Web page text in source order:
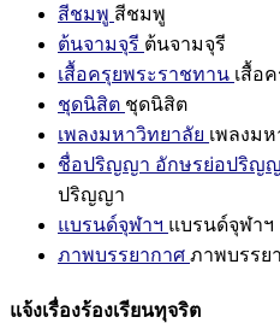
สีชมพู สีชมพู
ต้นจามจุรี ต้นจามจุรี
เสื้อครุยพระราชทาน เสื้อ
ชุดนิสิต ชุดนิสิต
เพลงมหาวิทยาลัย เพลงม
ชื่อปริญญา อักษรย่อปริญ
ปริญญา
แบรนด์จุฬาฯ แบรนด์จุฬาฯ
ภาพบรรยากาศ ภาพบรรย
แจ้งเรื่องร้องเรียนทุจริต